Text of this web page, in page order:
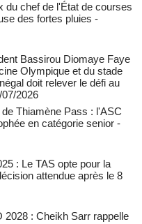
du chef de l'État de courses
des fortes pluies -
Bassirou Diomaye Faye
Olympique et du stade
doit relever le défi au
2026
Thiamène Pass : l'ASC
en catégorie senior -
: Le TAS opte pour la
attendue après le 8
2028 : Cheikh Sarr rappelle